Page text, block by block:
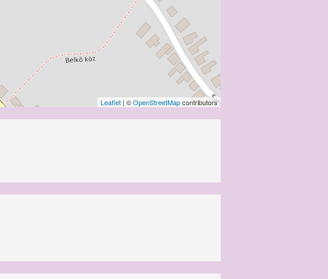
Leaflet | ©OpenStreetMapcontributors